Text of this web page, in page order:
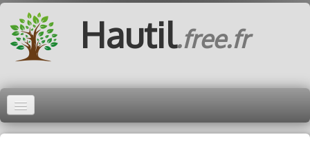
Hautil.free.fr
Accueil